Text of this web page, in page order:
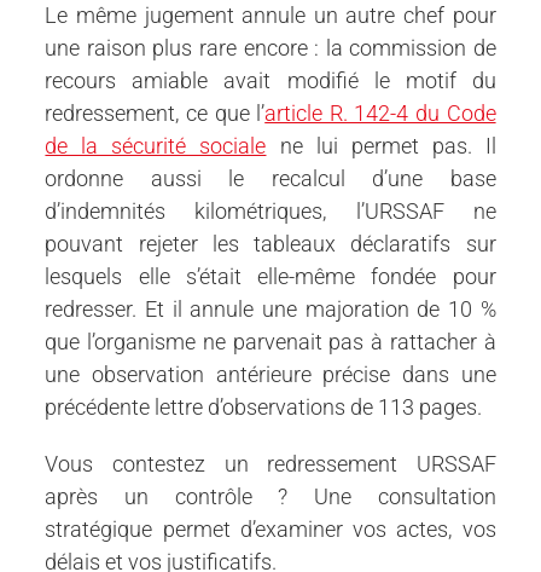
Le même jugement annule un autre chef pour
une raison plus rare encore : la commission de
recours amiable avait modifié le motif du
redressement, ce que l’article R. 142-4 du Code
de la sécurité sociale ne lui permet pas. Il
ordonne aussi le recalcul d’une base
d’indemnités kilométriques, l’URSSAF ne
pouvant rejeter les tableaux déclaratifs sur
lesquels elle s’était elle-même fondée pour
redresser. Et il annule une majoration de 10 %
que l’organisme ne parvenait pas à rattacher à
une observation antérieure précise dans une
précédente lettre d’observations de 113 pages.
Vous contestez un redressement URSSAF
après un contrôle ? Une consultation
stratégique permet d’examiner vos actes, vos
délais et vos justificatifs.